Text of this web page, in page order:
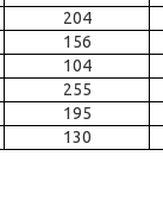
204
156
104
255
195
130